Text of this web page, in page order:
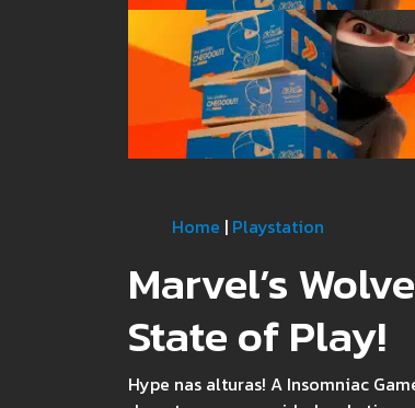
Home | Playstation
Marvel’s
State of Play!
Hype nas alturas! A Insomniac